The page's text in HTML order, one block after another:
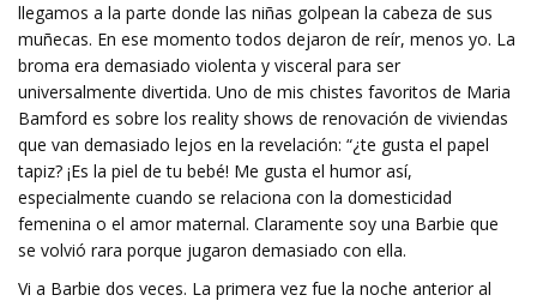
llegamos a la parte donde las niñas golpean la cabeza de sus
muñecas. En ese momento todos dejaron de reír, menos yo. La
broma era demasiado violenta y visceral para ser
universalmente divertida. Uno de mis chistes favoritos de Maria
Bamford es sobre los reality shows de renovación de viviendas
que van demasiado lejos en la revelación: “¿te gusta el papel
tapiz? ¡Es la piel de tu bebé! Me gusta el humor así,
especialmente cuando se relaciona con la domesticidad
femenina o el amor maternal. Claramente soy una Barbie que
se volvió rara porque jugaron demasiado con ella.
Vi a Barbie dos veces. La primera vez fue la noche anterior al